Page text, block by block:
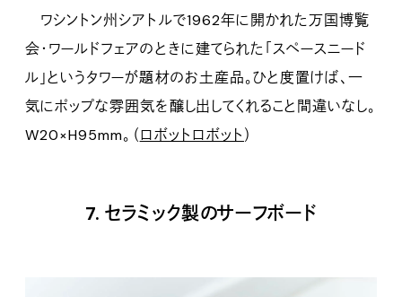
ワシントン州シアトルで1962年に開かれた万国博覧
会・ワールドフェアのときに建てられた「スペースニード
ル」というタワーが題材のお土産品。ひと度置けば、一
気にポップな雰囲気を醸し出してくれること間違いなし。
W20×H95mm。（ロボットロボット）
7. セラミック製のサーフボード